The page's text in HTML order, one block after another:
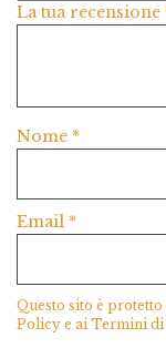
La tua recensione
Nome *
Email *
Questo sito è
Policy e aiTermini di